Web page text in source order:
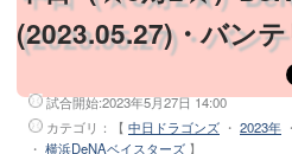
(2023.05.27)・バン
試合開始:2023年5月27日 14:00
カテゴリ：【 中日ドラゴンズ ・ 2023年 ・
・ 横浜DeNAベイスターズ 】